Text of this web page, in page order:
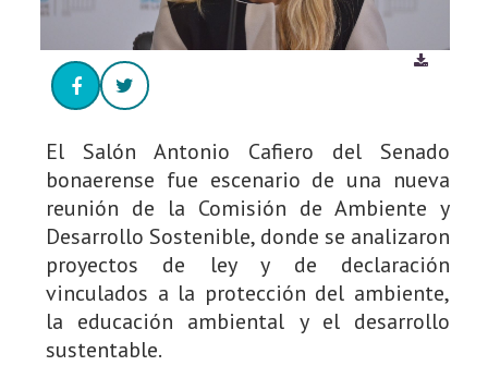
El Salón Antonio Cafiero del Senado
bonaerense fue escenario de una nueva
reunión de la Comisión de Ambiente y
Desarrollo Sostenible, donde se analizaron
proyectos de ley y de declaración
vinculados a la protección del ambiente,
la educación ambiental y el desarrollo
sustentable.